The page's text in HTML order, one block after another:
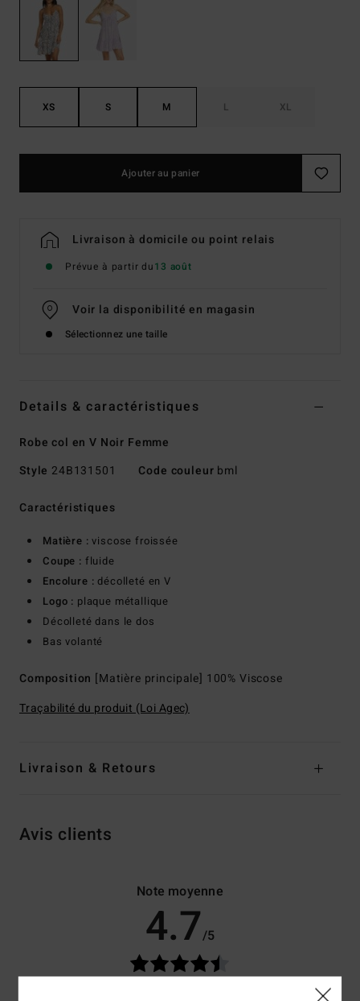
XS S M L XL
Ajouter au panier
Livraison à domicile ou point relais
Prévue à partir du13 août
Voir la disponibilité en magasin
Sélectionnez une taille
Details & caractéristiques
Robe col en V Noir Femme
Style 24B131501 Code couleur bml
Caractéristiques
Matière : viscose froissée
Coupe : fluide
Encolure : décolleté en V
Logo : plaque métallique
Décolleté dans le dos
Bas volanté
Composition [Matière principale] 100% Viscose
Traçabilité du produit (Loi Agec)
Livraison & Retours
Avis clients
Note moyenne
4.7/5